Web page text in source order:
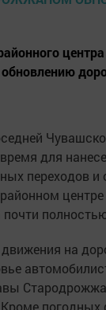
для
переходов и
центре
почти
на
погодных